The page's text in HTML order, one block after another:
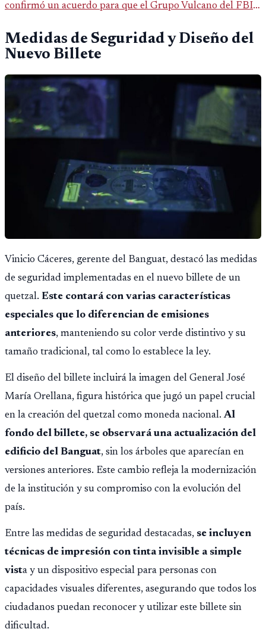
confirmó un acuerdo para que el Grupo Vulcano del FBI
fallido con la administración anterior del Ministerio
Público.
Medidas de Seguridad y Diseño del
Nuevo Billete
Vinicio Cáceres, gerente del Banguat, destacó las medidas
de seguridad implementadas en el nuevo billete de un
quetzal. Este contará con varias características
especiales que lo diferencian de emisiones
anteriores, manteniendo su color verde distintivo y su
tamaño tradicional, tal como lo establece la ley.
El diseño del billete incluirá la imagen del General José
María Orellana, figura histórica que jugó un papel crucial
en la creación del quetzal como moneda nacional.Al
fondo del billete, se observará una actualización del
edificio del Banguat, sin los árboles que aparecían en
versiones anteriores. Este cambio refleja la modernización
de la institución y su compromiso con la evolución del
país.
Entre las medidas de seguridad destacadas, se incluyen
técnicas de impresión con tinta invisible a simple
vista y un dispositivo especial para personas con
capacidades visuales diferentes, asegurando que todos los
ciudadanos puedan reconocer y utilizar este billete sin
dificultad.